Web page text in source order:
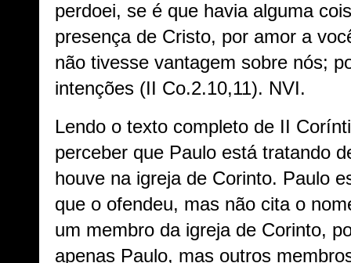
perdoei, se é que havia alguma
presença de Cristo, por amor a
não tivesse vantagem sobre nós;
intenções (II Co.2.10,11). NVI.
Lendo o texto completo de II
perceber que Paulo está tratando
houve na igreja de Corinto. Paulo
que o ofendeu, mas não cita o
um membro da igreja de Corinto,
apenas Paulo, mas outros